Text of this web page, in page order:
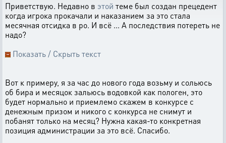
Приветствую. Недавно в этой теме был создан прецедент
когда игрока прокачали и наказанием за это стала
месячная отсидка в ро. И всё ... А последствия потереть не
надо?
Показать / Скрыть текст
Вот к примеру, я за час до нового года возьму и сольюсь
об бира и месяцок зальюсь водовкой как пологен, это
будет нормально и приемлемо скажем в конкурсе с
денежным призом и никого с конкурса не снимут и
побанят только на месяц? Нужна какая-то конкретная
позиция администрации за это всё. Спасибо.